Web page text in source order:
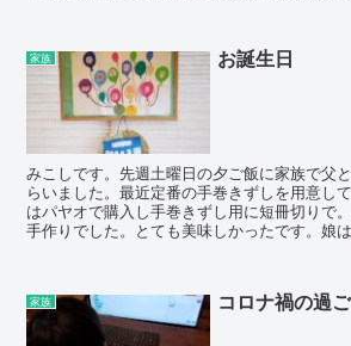
家族 お誕生日
みこしです。先週土曜日の夕ご飯に家族で父
らいました。最近定番の手巻きずしを用意し
はパヤオで購入し手巻きずし用に短冊切りで
手作りでした。とても美味しかったです。娘
家族 コロナ禍の過